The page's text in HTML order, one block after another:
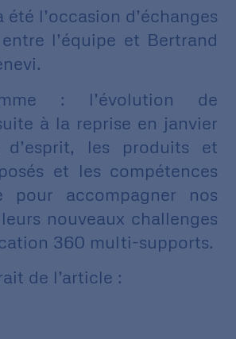
l’occasion d’échanges
l’équipe et Bertrand
: l’évolution de
à la reprise en janvier
d’esprit, les produits et
et les compétences
pour accompagner nos
nouveaux challenges
360 multi-supports.
de l’article :